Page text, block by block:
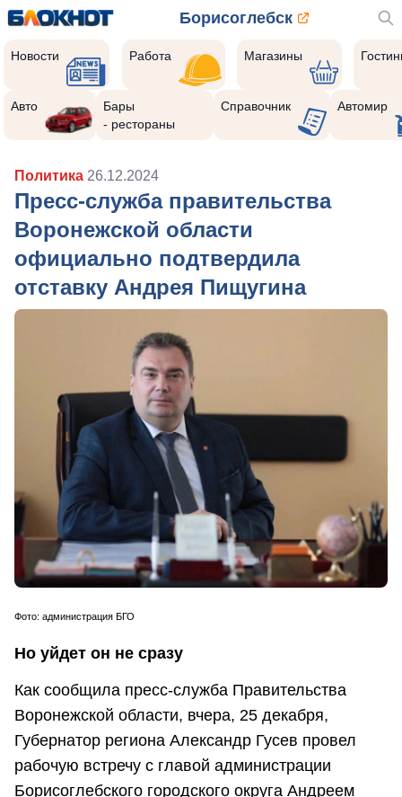
Борисоглебск
Новости Работа Магазины
Авто
Бары
- рестораны
Справочник Автомир
Политика 26.12.2024
Пресс-служба правительства
Воронежской области
официально подтвердила
отставку Андрея Пищугина
Фото: администрация БГО
Но уйдет он не сразу
Как сообщила пресс-служба Правительства
Воронежской области, вчера, 25 декабря,
Губернатор региона Александр Гусев провел
рабочую встречу с главой администрации
Борисоглебского городского округа Андреем